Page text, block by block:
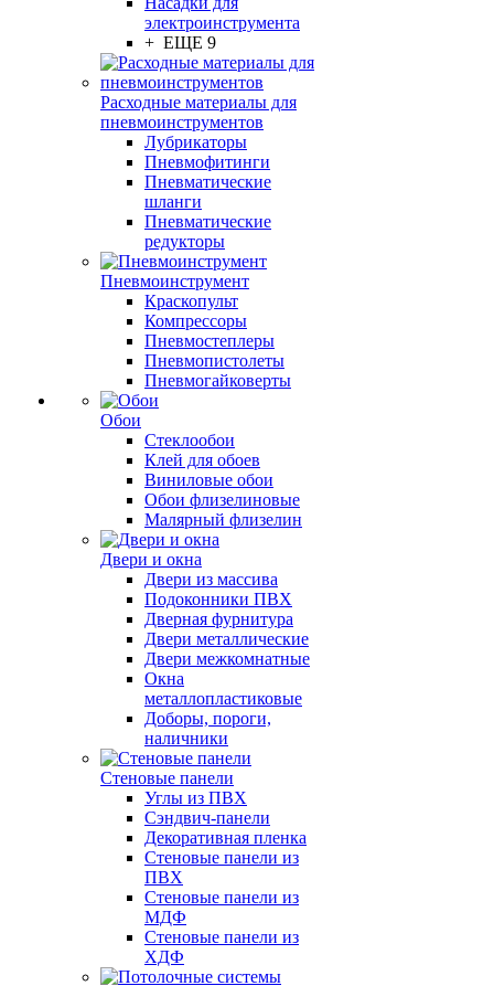
электроинструмента
+ ЕЩЕ 9
Расходные материалы для
пневмоинструментов
Лубрикаторы
Пневмофитинги
Пневматические
шланги
Пневматические
редукторы
Пневмоинструмент
Краскопульт
Компрессоры
Пневмостеплеры
Пневмопистолеты
Пневмогайковерты
Обои
Стеклообои
Клей для обоев
Виниловые обои
Обои флизелиновые
Малярный флизелин
Двери и окна
Двери из массива
Подоконники ПВХ
Дверная фурнитура
Двери металлические
Двери межкомнатные
Окна
металлопластиковые
Доборы, пороги,
наличники
Стеновые панели
Углы из ПВХ
Сэндвич-панели
Декоративная пленка
Стеновые панели из
ПВХ
Стеновые панели из
МДФ
Стеновые панели из
ХДФ